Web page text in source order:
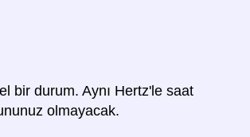
bir durum. Aynı Hertz'le saat
olmayacak.